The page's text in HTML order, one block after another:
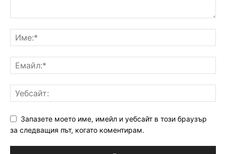
Запазете моето име, имейл и уебсайт в този браузър
за следващия път, когато коментирам.